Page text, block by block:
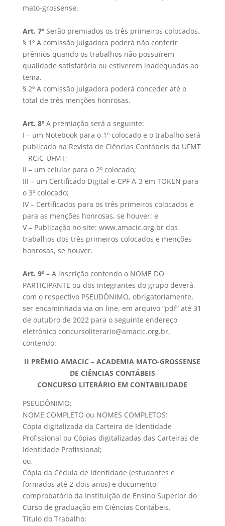
mato-grossense.
Art. 7ºSerão premiados os três primeiros colocados.
§ 1º A comissão julgadora poderá não conferir
prêmios quando os trabalhos não possuírem
qualidade satisfatória ou estiverem inadequadas ao
tema.
§ 2º A comissão julgadora poderá conceder até o
total de três menções honrosas.
Art. 8ºA premiação será a seguinte:
I – um Notebook para o 1º colocado e o trabalho será
publicado na Revista de Ciências Contábeis da UFMT
– RCiC-UFMT;
II – um celular para o 2º colocado;
III – um Certificado Digital e-CPF A-3 em TOKEN para
o 3º colocado;
IV – Certificados para os três primeiros colocados e
para as menções honrosas, se houver; e
V – Publicação no site: www.amacic.org.br dos
trabalhos dos três primeiros colocados e menções
honrosas, se houver.
Art. 9º– A inscrição contendo o NOME DO
PARTICIPANTE ou dos integrantes do grupo deverá,
com o respectivo PSEUDÔNIMO, obrigatoriamente,
ser encaminhada via on line, em arquivo “pdf” até 31
de outubro de 2022 para o seguinte endereço
eletrônico concursoliterario@amacic.org.br,
contendo:
II PRÊMIO AMACIC – ACADEMIA MATO-GROSSENSE
DE CIÊNCIAS CONTÁBEIS
CONCURSO LITERÁRIO EM CONTABILIDADE
PSEUDÔNIMO:
NOME COMPLETO ou NOMES COMPLETOS:
Cópia digitalizada da Carteira de Identidade
Profissional ou Cópias digitalizadas das Carteiras de
Identidade Profissional;
ou,
Cópia da Cédula de Identidade (estudantes e
formados até 2-dois anos) e documento
comprobatório da Instituição de Ensino Superior do
Curso de graduação em Ciências Contábeis.
Título do Trabalho: